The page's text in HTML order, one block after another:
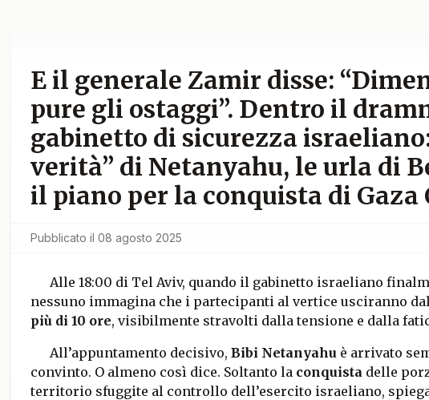
E il generale Zamir disse:
pure gli ostaggi”. Dentro il
gabinetto di sicurezza
verità” di Netanyahu, le urla di
il piano per la conquista di Gaza
Pubblicato il 08 agosto 2025
Alle 18:00 di Tel Aviv, quando il gabinetto israeliano
nessuno immagina che i partecipanti al vertice usciranno
più di 10 ore, visibilmente stravolti dalla tensione e dalla
All’appuntamento decisivo, Bibi Netanyahuè arrivato
convinto. O almeno così dice. Soltanto la conquista delle
territorio sfuggite al controllo dell’esercito israeliano,